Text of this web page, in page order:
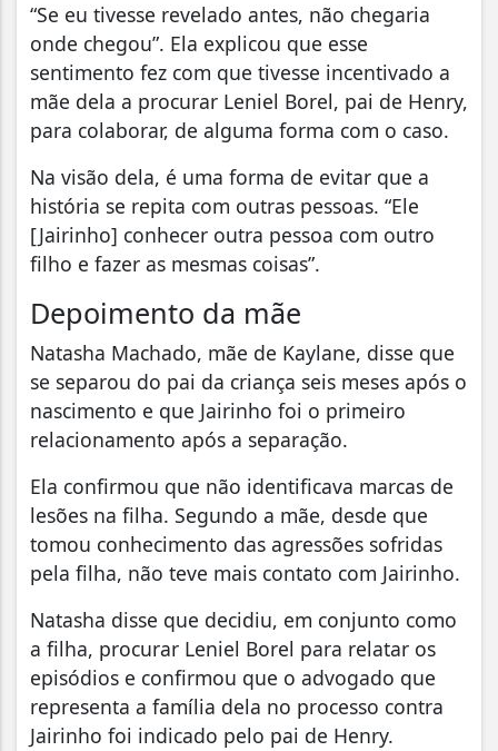
“Se eu tivesse revelado antes, não chegaria
onde chegou”. Ela explicou que esse
sentimento fez com que tivesse incentivado a
mãe dela a procurar Leniel Borel, pai de Henry,
para colaborar, de alguma forma com o caso.
Na visão dela, é uma forma de evitar que a
história se repita com outras pessoas. “Ele
[Jairinho] conhecer outra pessoa com outro
filho e fazer as mesmas coisas”.
Depoimento da mãe
Natasha Machado, mãe de Kaylane, disse que
se separou do pai da criança seis meses após o
nascimento e que Jairinho foi o primeiro
relacionamento após a separação.
Ela confirmou que não identificava marcas de
lesões na filha. Segundo a mãe, desde que
tomou conhecimento das agressões sofridas
pela filha, não teve mais contato com Jairinho.
Natasha disse que decidiu, em conjunto como
a filha, procurar Leniel Borel para relatar os
episódios e confirmou que o advogado que
representa a família dela no processo contra
Jairinho foi indicado pelo pai de Henry.